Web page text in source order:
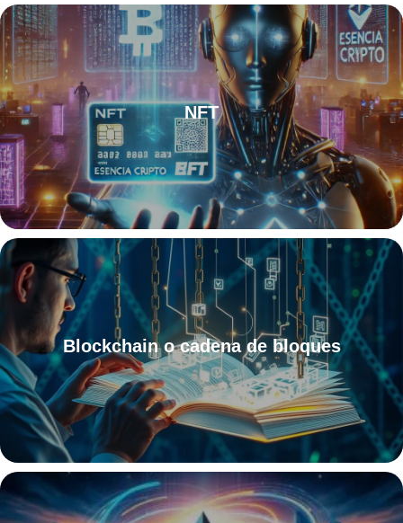
NFT
Blockchain o cadena de bloques